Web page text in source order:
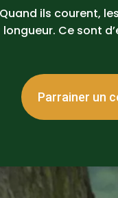
Quand ils courent,
longueur. Ce sont
Parrainer un